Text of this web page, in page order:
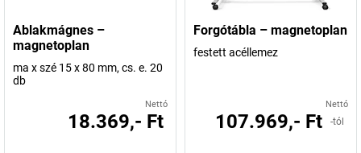
Ablakmágnes –
magnetoplan
ma x szé 15 x 80 mm, cs. e. 20
db
Nettó
18.369,- Ft
Forgótábla – magnetoplan
festett acéllemez
Nettó
107.969,- Ft -tól